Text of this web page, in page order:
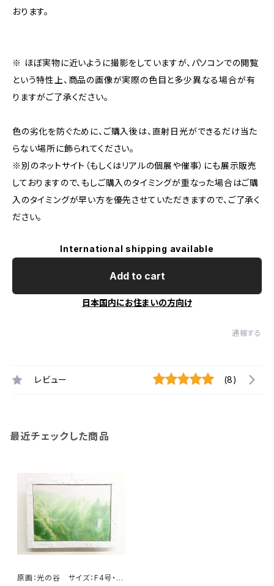
おります。
※ ほぼ実物に近いように撮影をしていますが、パソコンでの閲覧
という特性上、商品の画像が実際の色目と多少異なる場合が有
りますがご了承ください。
色の劣化を防ぐために、ご購入後は、直射日光ができるだけ当た
らない場所に飾られてください。
※別のネットサイト（もしくはリアルの個展や催事）にも展示販売
しておりますので、もしご購入のタイミングが重なった場合はご購
入のタイミングが早い方を優先させていただきますので、ご了承く
ださい。
International shipping available
Add to cart
日本国内にお住まいの方向け
通報する
レビュー (8)
最近チェックした商品
原画：光の谷 サイズ：F4号・(よ